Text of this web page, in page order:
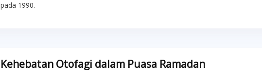
pada 1990.
Kehebatan Otofagi dalam Puasa Ramadan